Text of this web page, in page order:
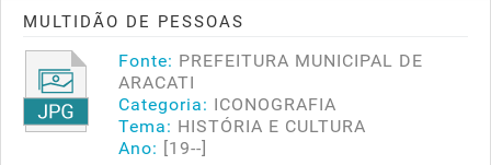
MULTIDÃO DE PESSOAS
Fonte: PREFEITURA MUNICIPAL DE
ARACATI
Categoria: ICONOGRAFIA
Tema: HISTÓRIA E CULTURA
Ano: [19--]